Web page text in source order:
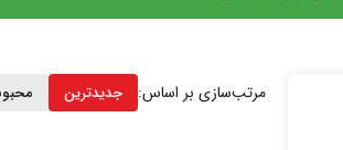
مرتب‌سازی بر اساس: جدیدترین